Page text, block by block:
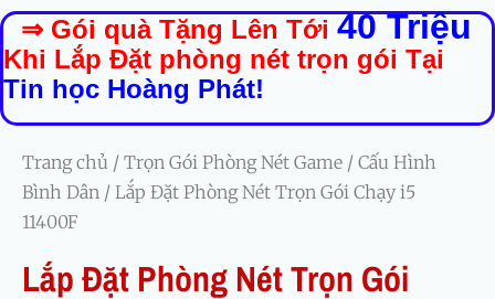
⇒ Gói quà Tặng Lên Tới 40 Triệu
Khi Lắp Đặt phòng nét trọn gói Tại
Tin học Hoàng Phát!
Trang chủ / Trọn Gói Phòng Nét Game / Cấu Hình
Bình Dân / Lắp Đặt Phòng Nét Trọn Gói Chạy i5
11400F
Lắp Đặt Phòng Nét Trọn Gói